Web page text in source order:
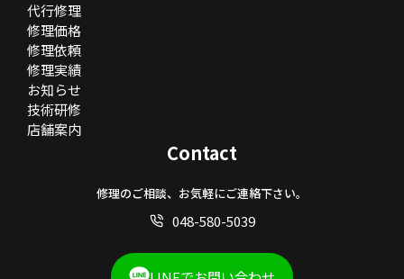
代行修理
修理価格
修理依頼
修理実績
お知らせ
技術研修
店舗案内
Contact
修理のご相談、お気軽にご連絡下さい。
048-580-5039